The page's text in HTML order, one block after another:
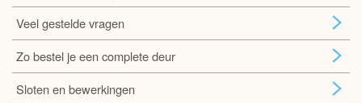
Veel gestelde vragen
Zo bestel je een complete deur
Sloten en bewerkingen